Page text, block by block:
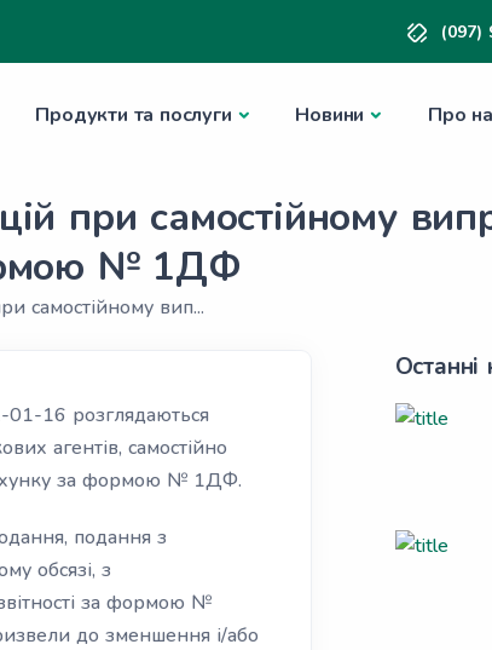
(097)
Продукти та послуги Новини Про
при самостійному
№ 1ДФ
самостійному вип...
16 розглядаються
агентів, самостійно
за формою № 1ДФ.
подання з
обсязі, з
за формою №
до зменшення і/або
Останні